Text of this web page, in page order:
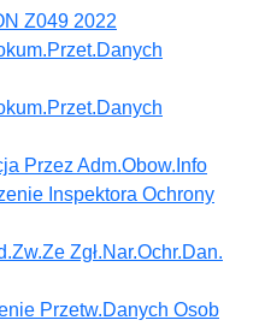
Z049 2022
Przez Adm.Obow.Info
Inspektora Ochrony
Zgł.Nar.Ochr.Dan.
Przetw.Danych Osob